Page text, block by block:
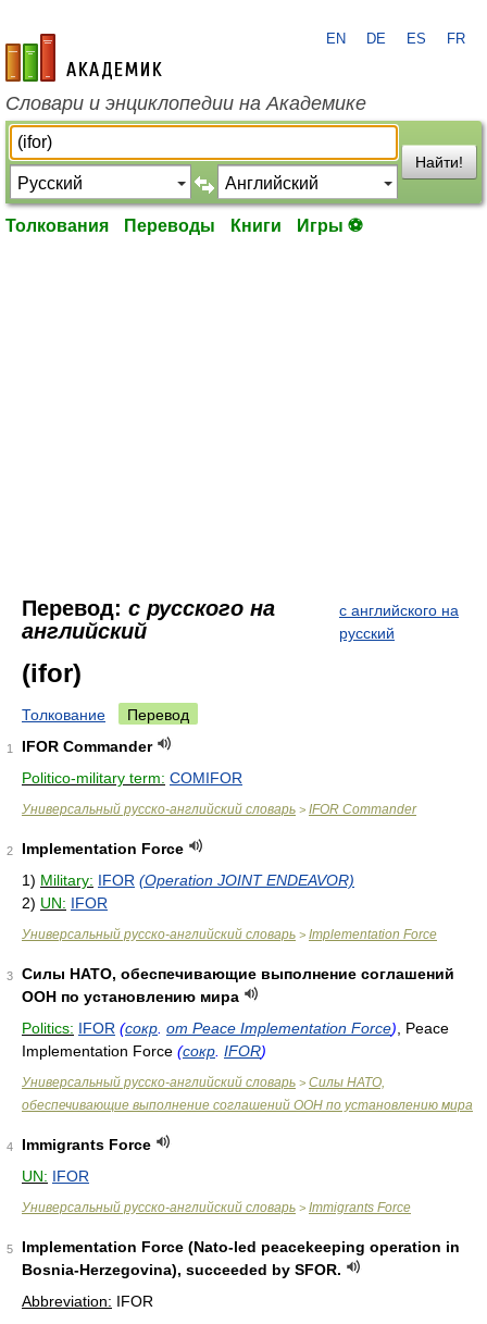
academic.ru
EN DE ES FR
Словари и энциклопедии на Академике
Найти!
Толкования Переводы Книги Игры ⚽
Перевод: с русского на
английский
с английского на
русский
(ifor)
Толкование Перевод
1
IFOR Commander
Politico-military term: COMIFOR
Универсальный русско-английский словарь > IFOR Commander
2
Implementation Force
1) Military: IFOR (Operation JOINT ENDEAVOR)
2) UN: IFOR
Универсальный русско-английский словарь > Implementation Force
3
Силы НАТО, обеспечивающие выполнение соглашений
ООН по установлению мира
Politics: IFOR (сокр от Peace Implementation Force) , Peace
Implementation Force (сокр IFOR)
Универсальный русско-английский словарь > Силы НАТО,
обеспечивающие выполнение соглашений ООН по установлению мира
4
Immigrants Force
UN: IFOR
Универсальный русско-английский словарь > Immigrants Force
5
Implementation Force (Nato-led peacekeeping operation in
Bosnia-Herzegovina), succeeded by SFOR.
Abbreviation: IFOR